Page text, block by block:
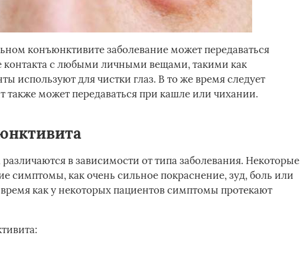
конъюнктивите заболевание может передаваться
контакта с любыми личными вещами, такими как
используют для чистки глаз. В то же время следует
также может передаваться при кашле или чихании.
в зависимости от типа заболевания. Некоторые
симптомы, как очень сильное покраснение, зуд, боль или
время как у некоторых пациентов симптомы протекают